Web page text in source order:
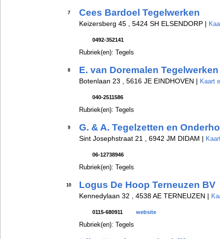
7 Cees Bardoel Tegelwerken
Keizersberg 45 , 5424 SH ELSENDORP |
0492-352141
Rubriek(en): Tegels
8 E. van Doremalen Tegelwerken
Botenlaan 23 , 5616 JE EINDHOVEN | Kaart
040-2511586
Rubriek(en): Tegels
9 G. & A. Tegelzetten en
Sint Josephstraat 21 , 6942 JM DIDAM |
06-12738946
Rubriek(en): Tegels
10 Logus De Hoop Terneuzen BV
Kennedylaan 32 , 4538 AE TERNEUZEN |
0115-680911 website
Rubriek(en): Tegels